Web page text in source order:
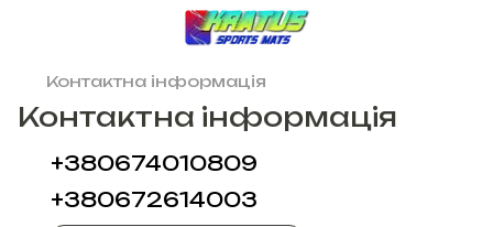
Контактна інформація
Контактна інформація
+380674010809
+380672614003